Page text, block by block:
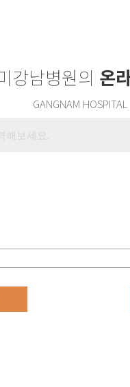
강남병원의 온
GANGNAM HOSPITAL